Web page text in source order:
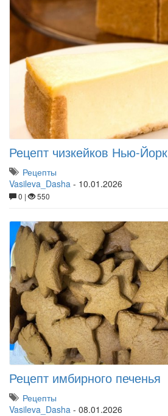
Рецепт чизкейков Нью-Йорк
Рецепты
Vasileva_Dasha - 10.01.2026
0 | 550
Рецепт имбирного печенья
Рецепты
Vasileva_Dasha - 08.01.2026